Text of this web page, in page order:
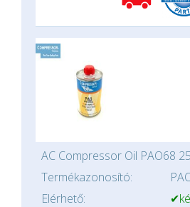
AC Compressor Oil PAO68
Termékazonosító:
Elérhető: